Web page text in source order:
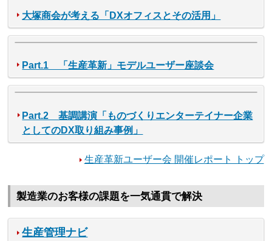
大塚商会が考える「DXオフィスとその活用」
Part.1 「生産革新」モデルユーザー座談会
Part.2 基調講演「ものづくりエンターテイナー企業
としてのDX取り組み事例」
生産革新ユーザー会 開催レポート トップ
製造業のお客様の課題を一気通貫で解決
生産管理ナビ